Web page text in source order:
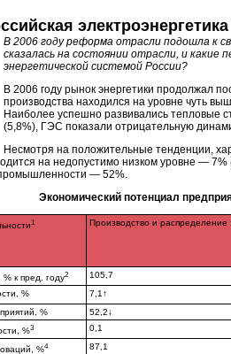
В 2006 году реформа отрасли подошла к
сказалась на состоянии отрасли, и
энергетической системой России?
В 2006 году рынок энергетики продолжал
производства находился на уровне чуть
Наиболее успешно развивались тепловые
(5,8%), ГЭС показали отрицательную
Несмотря на положительные тенденции,
на недопустимо низком уровне —
— 52%.
Экономический потенциал
1 Производство и распределение
к пред. году2 105,7
% 7,1↑
% 52,2↓
%3 0,1
%4 87,1